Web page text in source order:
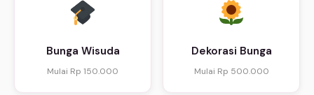
Bunga Wisuda
Mulai Rp 150.000
Dekorasi Bunga
Mulai Rp 500.000